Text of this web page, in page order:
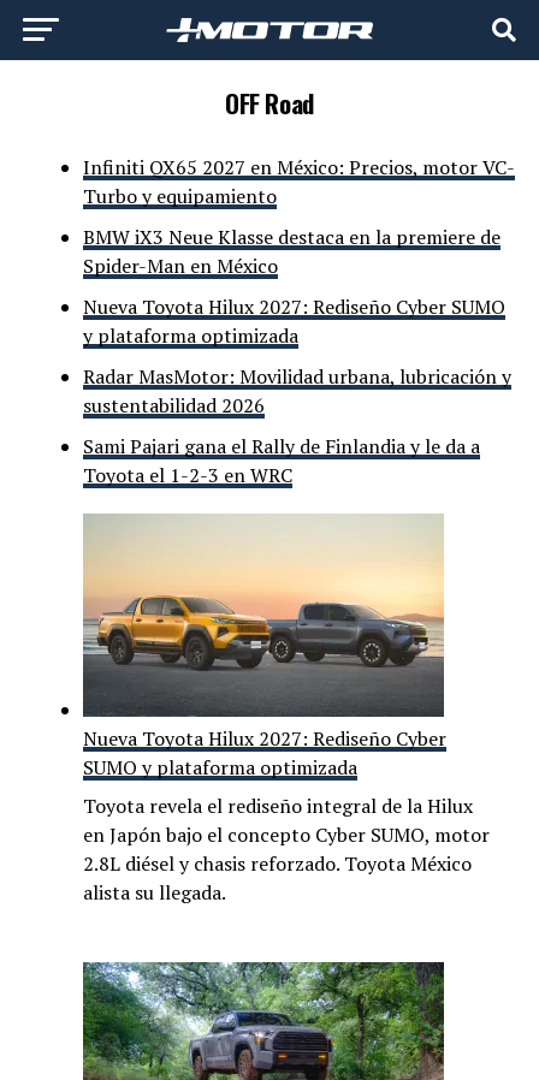
OFF Road
Infiniti QX65 2027 en México: Precios, motor VC-
Turbo y equipamiento
BMW iX3 Neue Klasse destaca en la premiere de
Spider-Man en México
Nueva Toyota Hilux 2027: Rediseño Cyber SUMO
y plataforma optimizada
Radar MasMotor: Movilidad urbana, lubricación y
sustentabilidad 2026
Sami Pajari gana el Rally de Finlandia y le da a
Toyota el 1-2-3 en WRC
Nueva Toyota Hilux 2027: Rediseño Cyber
SUMO y plataforma optimizada
Toyota revela el rediseño integral de la Hilux
en Japón bajo el concepto Cyber SUMO, motor
2.8L diésel y chasis reforzado. Toyota México
alista su llegada.